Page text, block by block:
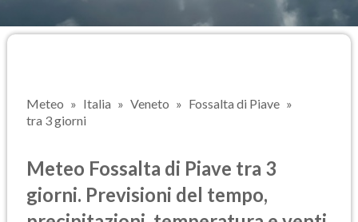
Meteo Italia Veneto
Fossalta di Piave
tra 3 giorni
Meteo Fossalta di Piave tra 3
giorni. Previsioni del tempo,